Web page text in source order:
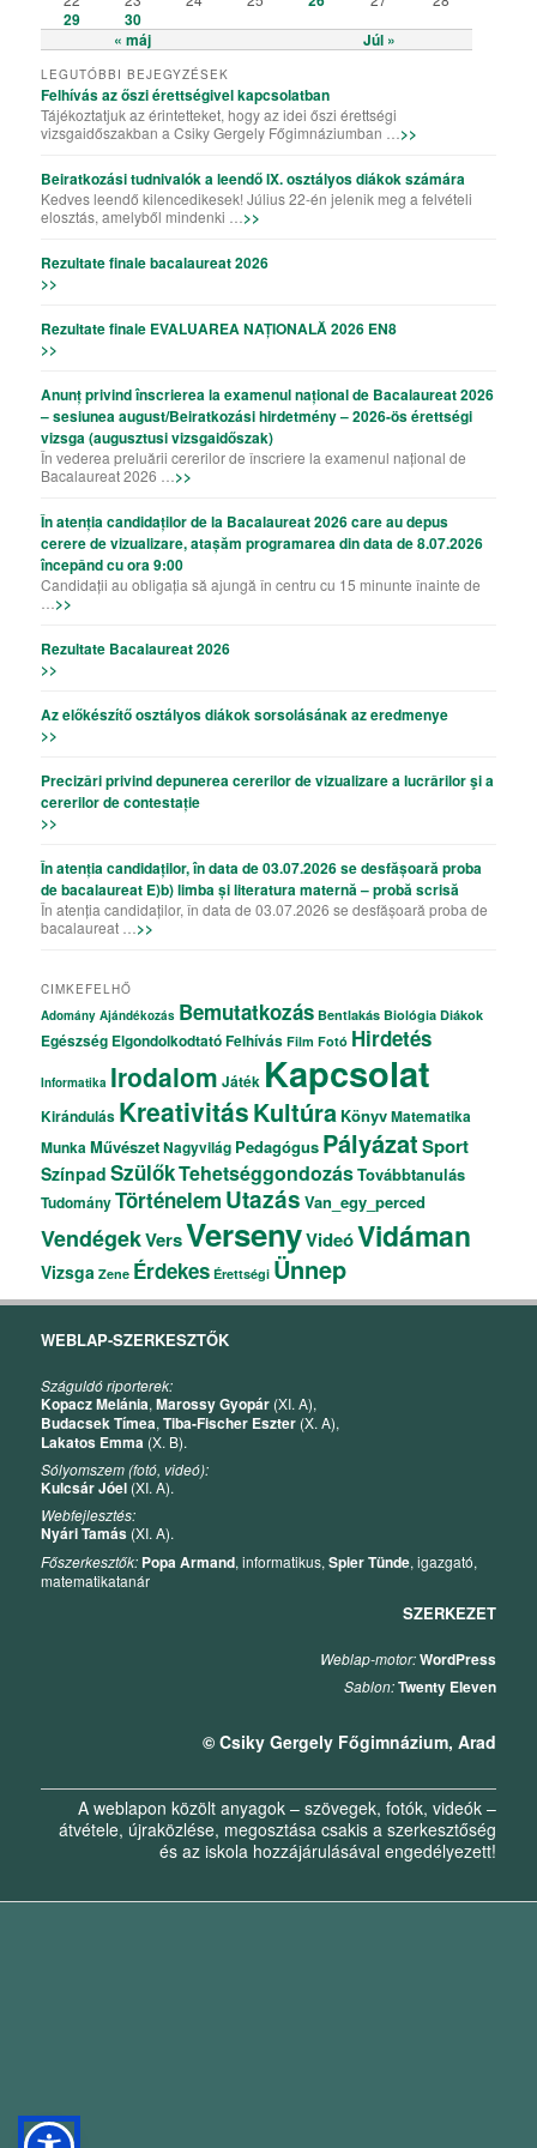
« máj Júl »
29 30
LEGUTÓBBI BEJEGYZÉSEK
Felhívás az őszi érettségivel kapcsolatban
Tájékoztatjuk az érintetteket, hogy az idei őszi érettségi
vizsgaidőszakban a Csiky Gergely Főgimnáziumban … >>
Beiratkozási tudnivalók a leendő IX. osztályos diákok számára
Kedves leendő kilencedikesek! Július 22-én jelenik meg a felvételi
elosztás, amelyből mindenki … >>
Rezultate finale bacalaureat 2026
>>
Rezultate finale EVALUAREA NAȚIONALĂ 2026 EN8
>>
Anunț privind înscrierea la examenul național de Bacalaureat 2026
– sesiunea august/Beiratkozási hirdetmény – 2026-ös érettségi
vizsga (augusztusi vizsgaidőszak)
În vederea preluării cererilor de înscriere la examenul național de
Bacalaureat 2026 … >>
În atenția candidaților de la Bacalaureat 2026 care au depus
cerere de vizualizare, atașăm programarea din data de 8.07.2026
începând cu ora 9:00
Candidații au obligația să ajungă în centru cu 15 minunte înainte de
>>
Rezultate Bacalaureat 2026
>>
Az előkészítő osztályos diákok sorsolásának az eredmenye
>>
Precizǎri privind depunerea cererilor de vizualizare a lucrǎrilor şi a
cererilor de contestație
>>
În atenția candidaților, în data de 03.07.2026 se desfășoară proba
de bacalaureat E)b) limba și literatura maternă – probă scrisă
În atenția candidaților, în data de 03.07.2026 se desfășoară proba de
bacalaureat … >>
CIMKEFELHŐ
Adomány Ajándékozás Bemutatkozás Bentlakás Biológia Diákok
Egészség ElgondolkodtatóFelhívás Film Fotó Hirdetés
Informatika Irodalom Játék Kapcsolat
Kirándulás KreativitásKultúra KönyvMatematika
MunkaMűvészetNagyvilág Pedagógus PályázatSport
Színpad SzülőkTehetséggondozásTovábbtanulás
TudományTörténelem Utazás Van_egy_perced
VendégekVersVersenyVideóVidáman
Vizsga Zene Érdekes Érettségi Ünnep
WEBLAP-SZERKESZTŐK
Száguldó riporterek:
Kopacz Melánia,Marossy Gyopár (XI. A),
Budacsek Tímea,Tiba-Fischer Eszter (X. A),
Lakatos Emma (X. B).
Sólyomszem (fotó, videó):
Kulcsár Jóel (XI. A).
Webfejlesztés:
Nyári Tamás (XI. A).
Főszerkesztők: Popa Armand, informatikus,Spier Tünde, igazgató,
matematikatanár
SZERKEZET
Weblap-motor:WordPress
Sablon:Twenty Eleven
© Csiky Gergely Főgimnázium, Arad
A weblapon közölt anyagok – szövegek, fotók, videók –
átvétele, újraközlése, megosztása csakis a szerkesztőség
és az iskola hozzájárulásával engedélyezett!